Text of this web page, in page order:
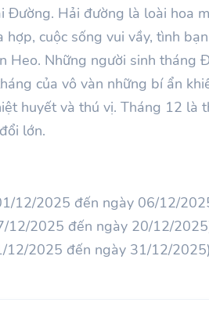
Đường. Hải đường là loài hoa
cuộc sống vui vầy, tình
Heo. Những người sinh tháng
của vô vàn những bí ẩn
huyết và thú vị. Tháng 12 là
lớn.
12/2025 đến ngày 06/12/
12/2025 đến ngày 20/12/
12/2025 đến ngày 31/12/2025)